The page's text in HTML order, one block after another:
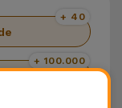
+ 40
+ 100.000